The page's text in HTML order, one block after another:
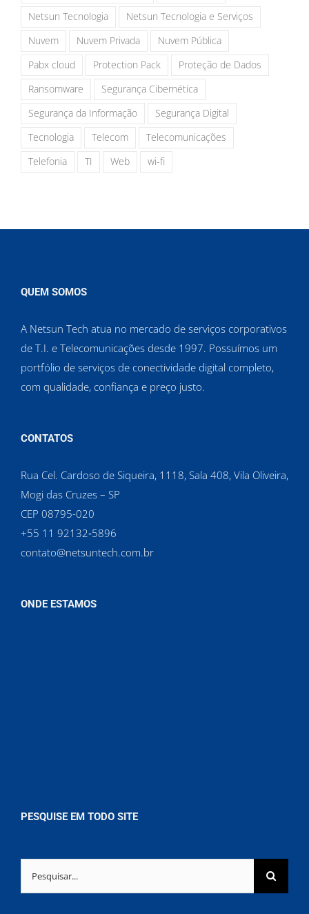
Netsun Tecnologia
Netsun Tecnologia e Serviços
Nuvem
Nuvem Privada
Nuvem Pública
Pabx cloud
Protection Pack
Proteção de Dados
Ransomware
Segurança Cibernética
Segurança da Informação
Segurança Digital
Tecnologia
Telecom
Telecomunicações
Telefonia
TI Web wi-fi
QUEM SOMOS
A Netsun Tech atua no mercado de serviços corporativos
de T.I. e Telecomunicações desde 1997. Possuímos um
portfólio de serviços de conectividade digital completo,
com qualidade, confiança e preço justo.
CONTATOS
Rua Cel. Cardoso de Siqueira, 1118, Sala 408, Vila Oliveira,
Mogi das Cruzes – SP
CEP 08795-020
‪+55 11 92132‑5896‬
contato@netsuntech.com.br
ONDE ESTAMOS
PESQUISE EM TODO SITE